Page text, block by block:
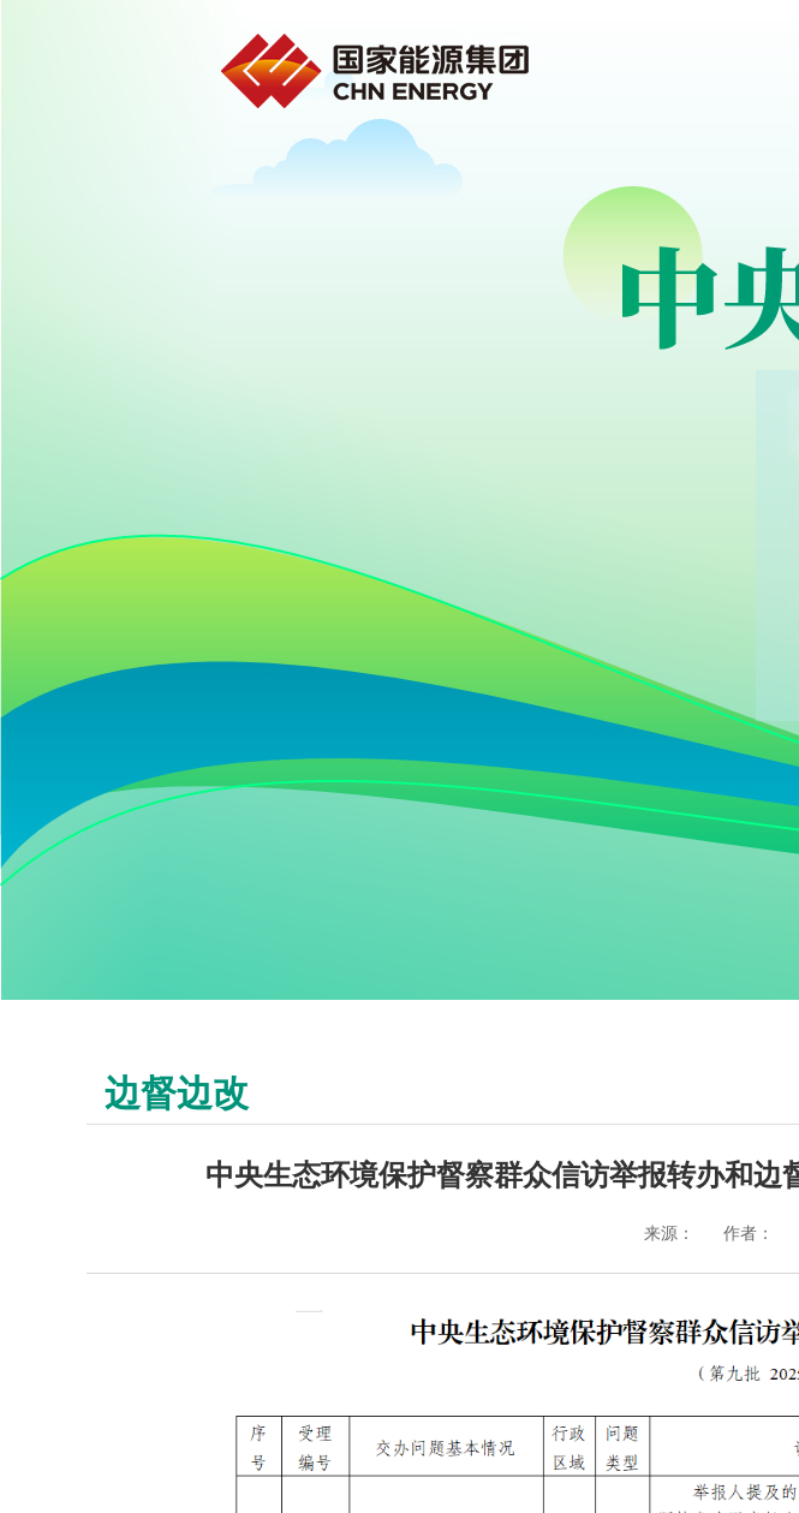
边督边改
中央生态环境保护督察群众信访举报转办和边
来源： 作者：